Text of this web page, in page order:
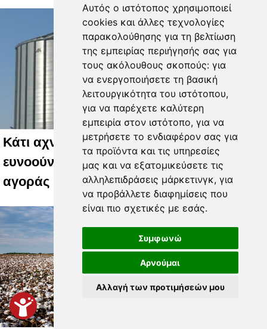
Αυτός ο ιστότοπος χρησιμοποιεί
cookies και άλλες τεχνολογίες
παρακολούθησης για τη βελτίωση
της εμπειρίας περιήγησής σας για
τους ακόλουθους σκοπούς: για
να ενεργοποιήσετε τη βασική
λειτουργικότητα του ιστότοπου,
για να παρέχετε καλύτερη
εμπειρία στον ιστότοπο, για να
μετρήσετε το ενδιαφέρον σας για
τα προϊόντα και τις υπηρεσίες
μας και να εξατομικεύσετε τις
αλληλεπιδράσεις μάρκετινγκ, για
να προβάλλετε διαφημίσεις που
είναι πιο σχετικές με εσάς.
Συμφωνώ
Αρνούμαι
Αλλαγή των προτιμήσεών μου
Κάτι αχνοφέγγει στο σκληρό σιτάρι,
ευνοούν την άνοδο πολλοί παράγοντες
αγοράς